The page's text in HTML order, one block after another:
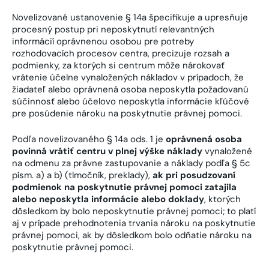
Novelizované ustanovenie § 14a špecifikuje a upresňuje
procesný postup pri neposkytnutí relevantných
informácií oprávnenou osobou pre potreby
rozhodovacích procesov centra, precizuje rozsah a
podmienky, za ktorých si centrum môže nárokovať
vrátenie účelne vynaložených nákladov v prípadoch, že
žiadateľ alebo oprávnená osoba neposkytla požadovanú
súčinnosť alebo účelovo neposkytla informácie kľúčové
pre posúdenie nároku na poskytnutie právnej pomoci.
Podľa novelizovaného § 14a ods. 1 je oprávnená osoba
povinná vrátiť centru v plnej výške náklady vynaložené
na odmenu za právne zastupovanie a náklady podľa § 5c
písm. a) a b) (tlmočník, preklady), ak pri posudzovaní
podmienok na poskytnutie právnej pomoci zatajila
alebo neposkytla informácie alebo doklady, ktorých
dôsledkom by bolo neposkytnutie právnej pomoci; to platí
aj v prípade prehodnotenia trvania nároku na poskytnutie
právnej pomoci, ak by dôsledkom bolo odňatie nároku na
poskytnutie právnej pomoci.